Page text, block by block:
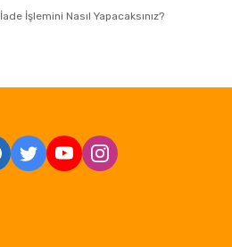
İade İşlemini Nasıl Yapacaksınız?